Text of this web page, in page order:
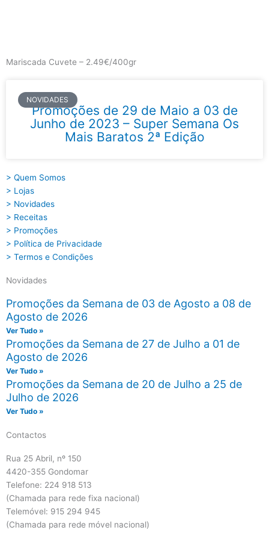
Mariscada Cuvete – 2.49€/400gr
NOVIDADES
Promoções de 29 de Maio a 03 de
Junho de 2023 – Super Semana Os
Mais Baratos 2ª Edição
> Quem Somos
> Lojas
> Novidades
> Receitas
> Promoções
> Política de Privacidade
> Termos e Condições
Novidades
Promoções da Semana de 03 de Agosto a 08 de
Agosto de 2026
Ver Tudo »
Promoções da Semana de 27 de Julho a 01 de
Agosto de 2026
Ver Tudo »
Promoções da Semana de 20 de Julho a 25 de
Julho de 2026
Ver Tudo »
Contactos
Rua 25 Abril, nº 150
4420-355 Gondomar
Telefone: 224 918 513
(Chamada para rede fixa nacional)
Telemóvel: 915 294 945
(Chamada para rede móvel nacional)